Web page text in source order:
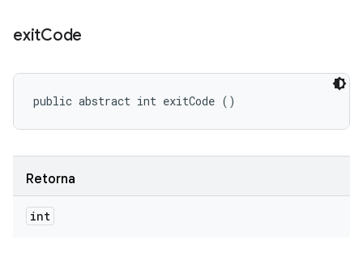
exitCode
public abstract int exitCode ()
Retorna
int